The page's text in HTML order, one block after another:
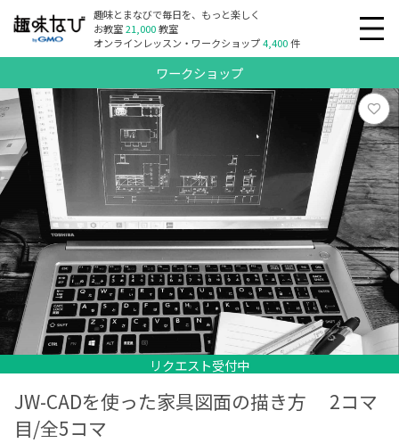
趣味とまなびで毎日を、もっと楽しく
お教室21,000教室
オンラインレッスン・ワークショップ4,400件
ワークショップ
リクエスト受付中
リクエスト受付中
JW-CADを使った家具図面の描き方 2コマ
目/全5コマ